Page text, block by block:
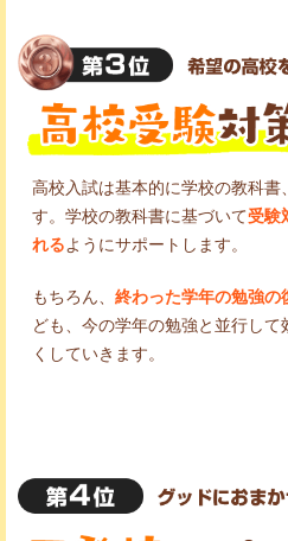
高校入試は基本的に学校の教科書
す。学校の教科書に基づいて受験
れるようにサポートします。
もちろん、 終わった学年の勉強の
ども、今の学年の勉強と並行して
くしていきます。